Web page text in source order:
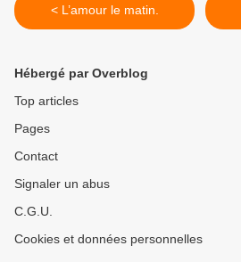
< L’amour le matin.
Hébergé par Overblog
Top articles
Pages
Contact
Signaler un abus
C.G.U.
Cookies et données personnelles